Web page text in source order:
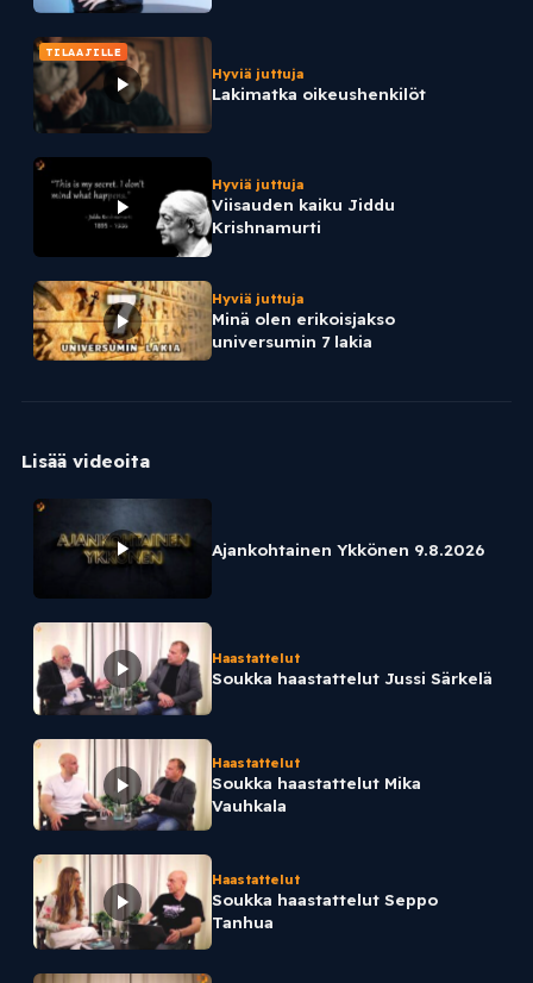
TILAAJILLE
Hyviä juttuja
Lakimatka oikeushenkilöt
Hyviä juttuja
Viisauden kaiku Jiddu
Krishnamurti
Hyviä juttuja
Minä olen erikoisjakso
universumin 7 lakia
Lisää videoita
Ajankohtainen Ykkönen 9.8.2026
Haastattelut
Soukka haastattelut Jussi Särkelä
Haastattelut
Soukka haastattelut Mika
Vauhkala
Haastattelut
Soukka haastattelut Seppo
Tanhua